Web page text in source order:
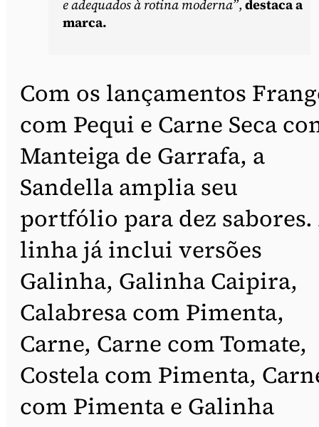
e adequados à rotina moderna”, destaca a
marca.
Com os lançamentos
com Pequi e Carne Seca
Manteiga de Garrafa, a
Sandella amplia seu
portfólio para dez sabores.
linha já inclui versões
Galinha, Galinha Caipira,
Calabresa com Pimenta,
Carne, Carne com Tomate,
Costela com Pimenta,
com Pimenta e Galinha